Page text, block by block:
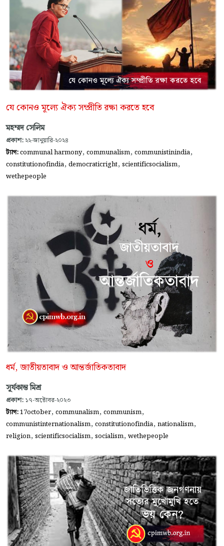
যে কোনও মূল্যে ঐক্য সম্প্রীতি রক্ষা করতে হবে
মহম্মদ সেলিম
প্রকাশ: ২২-জানুয়ারি-২০২৪
ট্যাগ:communal harmony, communalism, communistinindia,
constitutionofindia, democraticright, scientificsocialism,
wethepeople
ধর্ম, জাতীয়তাবাদ ও আন্তর্জাতিকতাবাদ
সূর্যকান্ত মিশ্র
প্রকাশ: ১৭-অক্টোবর-২০২৩
ট্যাগ:17october, communalism, communism,
communistinternationalism, constitutionofindia, nationalism,
religion, scientificsocialism, socialism, wethepeople